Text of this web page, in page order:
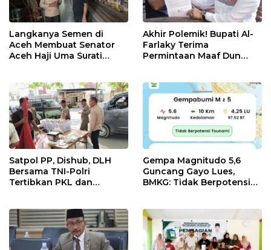
Langkanya Semen di
Aceh Membuat Senator
Aceh Haji Uma Surati
Akhir Polemik! Bupati Al-
Farlaky Terima
Permintaan Maaf Dun
Satpol PP, Dishub, DLH
Bersama TNI-Polri
Tertibkan PKL dan
Gempa Magnitudo 5,6
Guncang Gayo Lues,
BMKG: Tidak Berpotensi